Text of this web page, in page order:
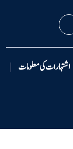
اشتہارات کی معلومات |